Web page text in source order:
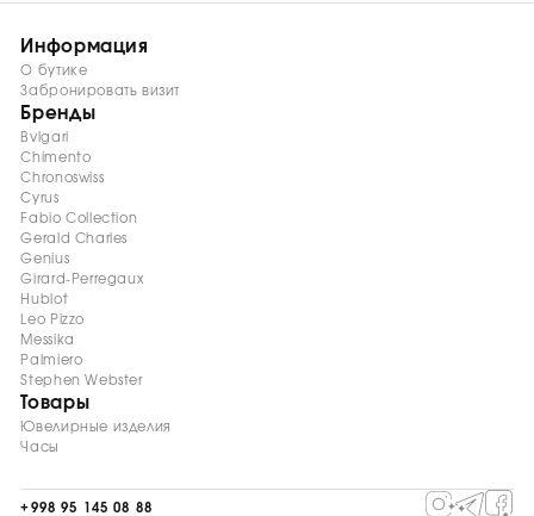
Информация
О бутике
Забронировать визит
Бренды
Bvlgari
Chimento
Chronoswiss
Cyrus
Fabio Collection
Gerald Charles
Genius
Girard-Perregaux
Hublot
Leo Pizzo
Messika
Palmiero
Stephen Webster
Товары
Ювелирные изделия
Часы
+998 95 145 08 88